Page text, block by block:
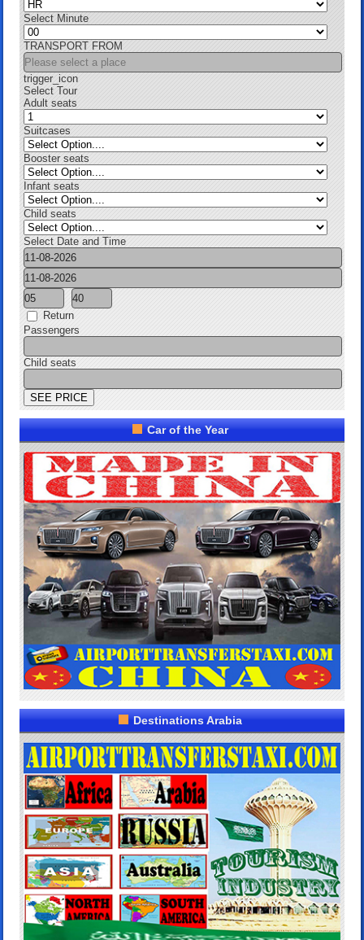
Select Minute
TRANSPORT FROM
trigger_icon
Select Tour
Adult seats
Suitcases
Booster seats
Infant seats
Child seats
Select Date and Time
Return
Passengers
Child seats
Car of the Year
Destinations Arabia